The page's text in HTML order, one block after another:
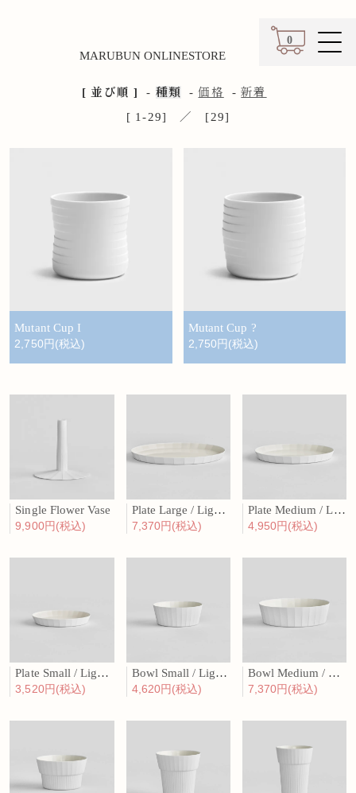
0
カート
MARUBUN ONLINESTORE
[ 並び順 ] - 種類 -価格 -新着
[ 1-29] ／ [29]
Mutant Cup I
2,750円(税込)
Mutant Cup ?
2,750円(税込)
Single Flower Vase
9,900円(税込)
Plate Large / Light beige
7,370円(税込)
Plate Medium / Light beige
4,950円(税込)
Plate Small / Light beige
3,520円(税込)
Bowl Small / Light beige
4,620円(税込)
Bowl Medium / Light beige
7,370円(税込)